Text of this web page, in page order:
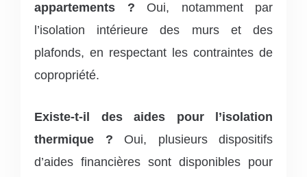
appartements ? Oui, notamment par
l’isolation intérieure des murs et des
plafonds, en respectant les contraintes de
copropriété.
Existe-t-il des aides pour l’isolation
thermique ? Oui, plusieurs dispositifs
d’aides financières sont disponibles pour